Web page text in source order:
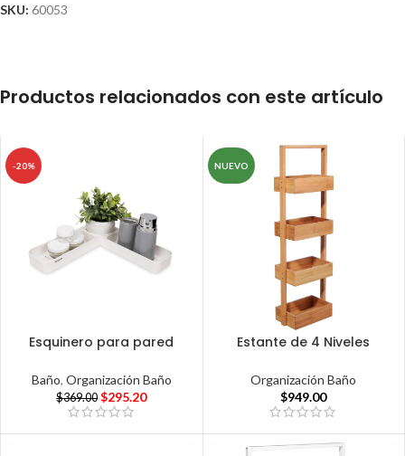
SKU: 60053
Productos relacionados con este artículo
-20%
Esquinero para pared
Baño, Organización Baño
$369.00 $295.20
NUEVO
Estante de 4 Niveles
Organización Baño
$949.00